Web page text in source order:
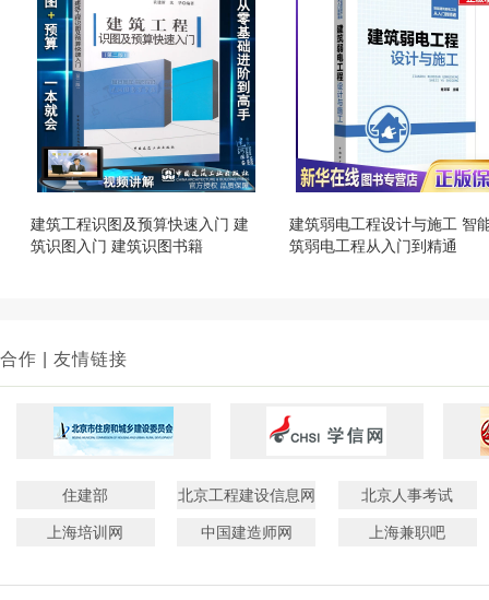
建筑工程识图及预算快速入门 建
筑识图入门 建筑识图书籍
建筑弱电工程设计与施工 智
筑弱电工程从入门到精通
合作 | 友情链接
住建部 北京工程建设信息网 北京人事考试
上海培训网 中国建造师网 上海兼职吧